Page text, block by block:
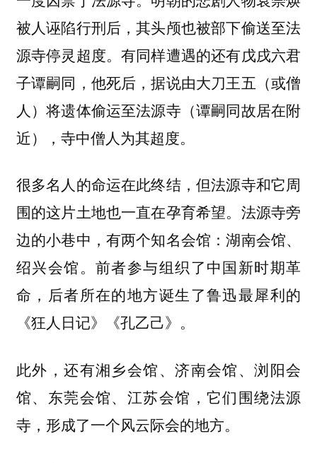
被人诬陷行刑后，其头颅也被部下偷送至法
源寺停灵超度。有同样遭遇的还有戊戌六君
子谭嗣同，他死后，据说由大刀王五（或僧
人）将遗体偷运至法源寺（谭嗣同故居在附
近），寺中僧人为其超度。
很多名人的命运在此终结，但法源寺和它周
围的这片土地也一直在孕育希望。法源寺旁
边的小巷中，有两个知名会馆：湖南会馆、
绍兴会馆。前者参与组织了中国新时期革
命，后者所在的地方诞生了鲁迅最犀利的
《狂人日记》《孔乙己》。
此外，还有湘乡会馆、济南会馆、浏阳会
馆、东莞会馆、江苏会馆，它们围绕法源
寺，形成了一个风云际会的地方。